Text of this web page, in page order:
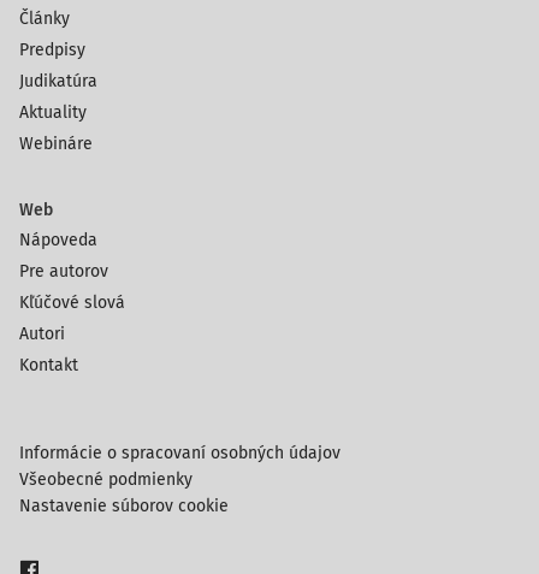
Články
Predpisy
Judikatúra
Aktuality
Webináre
Web
Nápoveda
Pre autorov
Kľúčové slová
Autori
Kontakt
Informácie o spracovaní osobných údajov
Všeobecné podmienky
Nastavenie súborov cookie